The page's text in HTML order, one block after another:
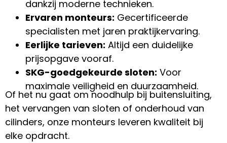
dankzij moderne technieken.
Ervaren monteurs: Gecertificeerde
specialisten met jaren praktijkervaring.
Eerlijke tarieven: Altijd een duidelijke
prijsopgave vooraf.
SKG-goedgekeurde sloten: Voor
maximale veiligheid en duurzaamheid.
Of het nu gaat om noodhulp bij buitensluiting,
het vervangen van sloten of onderhoud van
cilinders, onze monteurs leveren kwaliteit bij
elke opdracht.